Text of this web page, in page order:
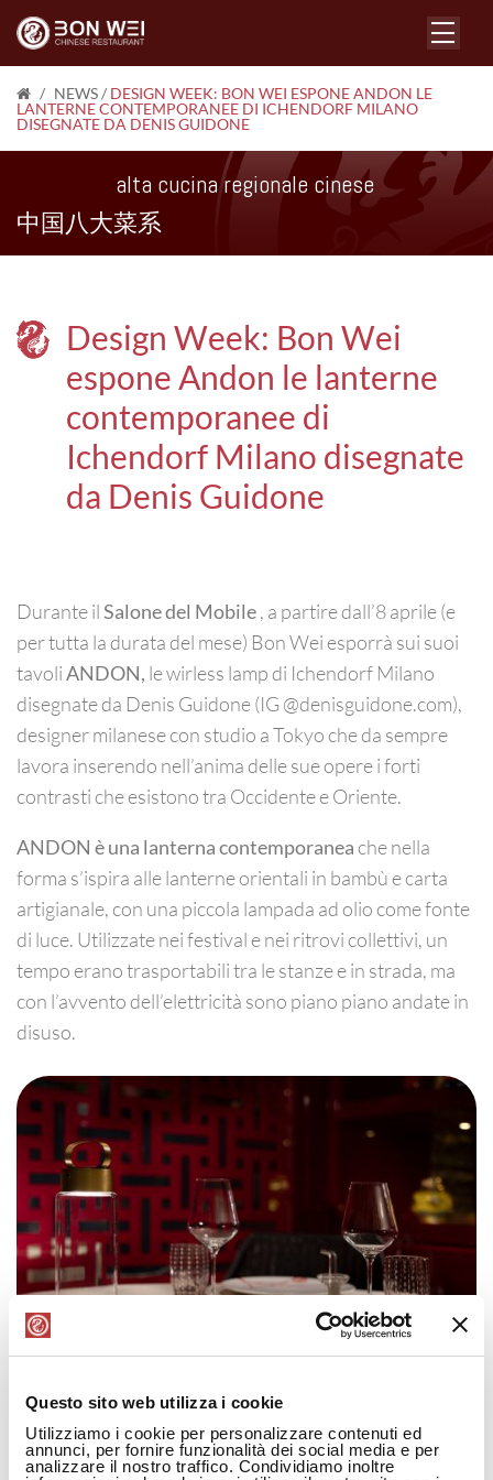
Questo sito web utilizza i cookie
Utilizziamo i cookie per personalizzare contenuti ed
annunci, per fornire funzionalità dei social media e per
analizzare il nostro traffico. Condividiamo inoltre
/ NEWS/ DESIGN WEEK: BON WEI ESPONE ANDON LE
LANTERNE CONTEMPORANEE DI ICHENDORF MILANO
DISEGNATE DA DENIS GUIDONE
alta cucina regionale cinese
中国八大菜系
Design Week: Bon Wei
espone Andon le lanterne
contemporanee di
Ichendorf Milano disegnate
da Denis Guidone
Durante ilSalone del Mobile, a partire dall’8 aprile (e
per tutta la durata del mese) Bon Wei esporrà sui suoi
tavoliANDON, le wirless lamp di Ichendorf Milano
disegnate da Denis Guidone (IG @denisguidone.com),
designer milanese con studio a Tokyo che da sempre
lavora inserendo nell’anima delle sue opere i forti
contrasti che esistono tra Occidente e Oriente.
ANDON è una lanterna contemporaneache nella
forma s’ispira alle lanterne orientali in bambù e carta
artigianale, con una piccola lampada ad olio come fonte
di luce. Utilizzate nei festival e nei ritrovi collettivi, un
tempo erano trasportabili tra le stanze e in strada, ma
con l’avvento dell’elettricità sono piano piano andate in
disuso.
Guidone spiega che ha volute reinterpretare il tema
delle lanterne con un’estetica minimalista che unisce Est